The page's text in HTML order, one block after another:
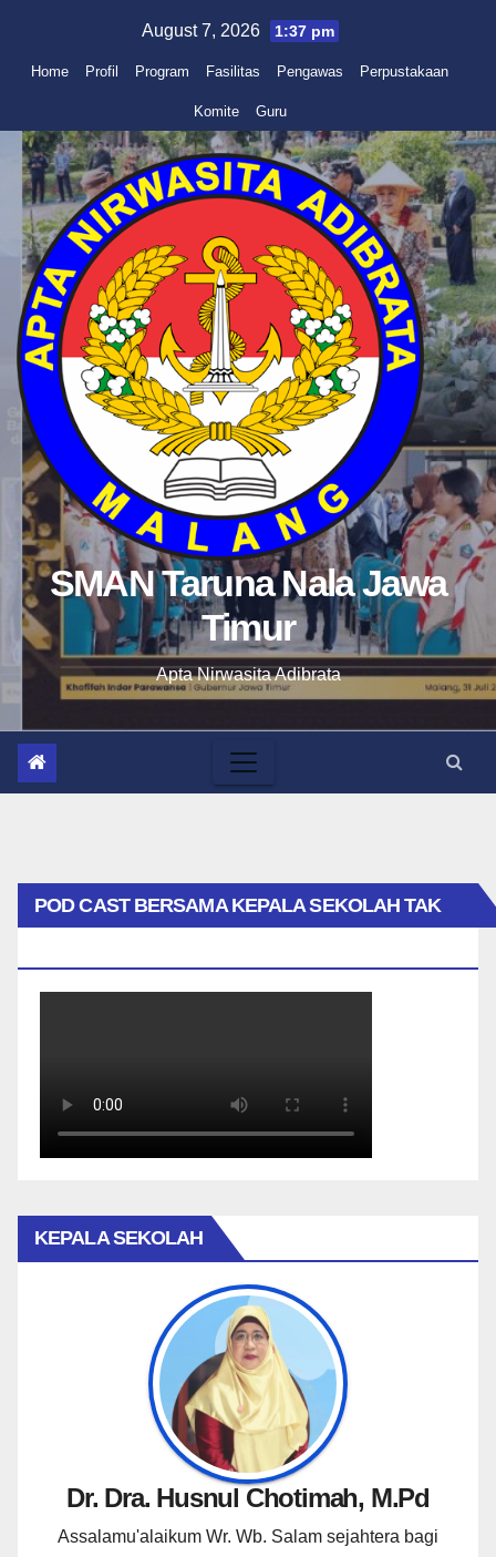
content
August 7, 2026 1:37 pm
Home Profil Program Fasilitas Pengawas Perpustakaan
Komite Guru
SMAN Taruna Nala Jawa
Timur
Apta Nirwasita Adibrata
POD CAST BERSAMA KEPALA SEKOLAH TAK
KEPALA SEKOLAH
Dr. Dra. Husnul Chotimah, M.Pd
Assalamu'alaikum Wr. Wb. Salam sejahtera bagi